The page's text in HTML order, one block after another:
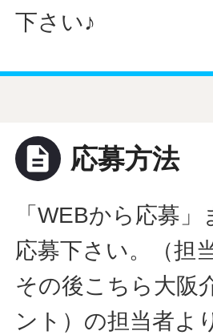
下さい♪
description 応募方法
「WEBから応募
応募下さい。（担
その後こちら大阪
ント）の担当者よ